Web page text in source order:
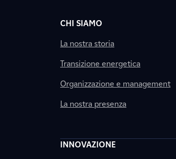
CHI SIAMO
La nostra storia
Transizione energetica
Organizzazione e management
La nostra presenza
INNOVAZIONE